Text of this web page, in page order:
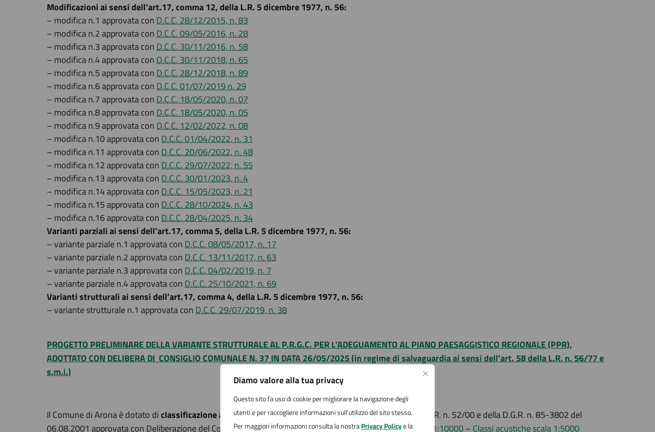
Diamo valore alla tua privacy
Questo sito fa uso di cookie per migliorare la navigazione degli
utenti e per raccogliere informazioni sull'utilizzo del sito stesso.
Per maggiori informazioni consulta la nostraPrivacy Policye la
Modificazioni ai sensi dell’art.17, comma 12, della L.R. 5 dicembre 1977, n. 56:
– modifica n.1 approvata con D.C.C. 28/12/2015, n. 83
– modifica n.2 approvata con D.C.C. 09/05/2016, n. 28
– modifica n.3 approvata con D.C.C. 30/11/2016, n. 58
– modifica n.4 approvata con D.C.C. 30/11/2018, n. 65
– modifica n.5 approvata con D.C.C. 28/12/2018, n. 89
– modifica n.6 approvata con D.C.C. 01/07/2019 n. 29
– modifica n.7 approvata con D.C.C. 18/05/2020, n. 07
– modifica n.8 approvata con D.C.C. 18/05/2020, n. 05
– modifica n.9 approvata con D.C.C. 12/02/2022, n. 08
– modifica n.10 approvata con D.C.C. 01/04/2022, n. 31
– modifica n.11 approvata con D.C.C. 20/06/2022, n. 48
– modifica n.12 approvata con D.C.C. 29/07/2022, n. 55
– modifica n.13 approvata con D.C.C. 30/01/2023, n. 4
– modifica n.14 approvata con D.C.C. 15/05/2023, n. 21
– modifica n.15 approvata con D.C.C. 28/10/2024, n. 43
– modifica n.16 approvata con D.C.C. 28/04/2025, n. 34
Varianti parziali ai sensi dell’art.17, comma 5, della L.R. 5 dicembre 1977, n. 56:
– variante parziale n.1 approvata con D.C.C. 08/05/2017, n. 17
– variante parziale n.2 approvata con D.C.C. 13/11/2017, n. 63
– variante parziale n.3 approvata con D.C.C. 04/02/2019, n. 7
– variante parziale n.4 approvata con D.C.C. 25/10/2021, n. 69
Varianti strutturali ai sensi dell’art.17, comma 4, della L.R. 5 dicembre 1977, n. 56:
– variante strutturale n.1 approvata con D.C.C. 29/07/2019, n. 38
PROGETTO PRELIMINARE DELLA VARIANTE STRUTTURALE AL P.R.G.C. PER L’ADEGUAMENTO AL PIANO PAESAGGISTICO REGIONALE (PPR),
ADOTTATO CON DELIBERA DI CONSIGLIO COMUNALE N. 37 IN DATA 26/05/2025 (in regime di salvaguardia ai sensi dell’art. 58 della L.R. n. 56/77 e
s.m.i.)
Il Comune di Arona è dotato diclassificazione acusticadel territorio comunale ai sensi della L. 447/95, L.R. n. 52/00 e della D.G.R. n. 85-3802 del
06.08.2001 approvata con Deliberazione del Consiglio Comunale 3/10/2016, n.51.Classi acustiche scala 1:10000– Classi acustiche scala 1:5000